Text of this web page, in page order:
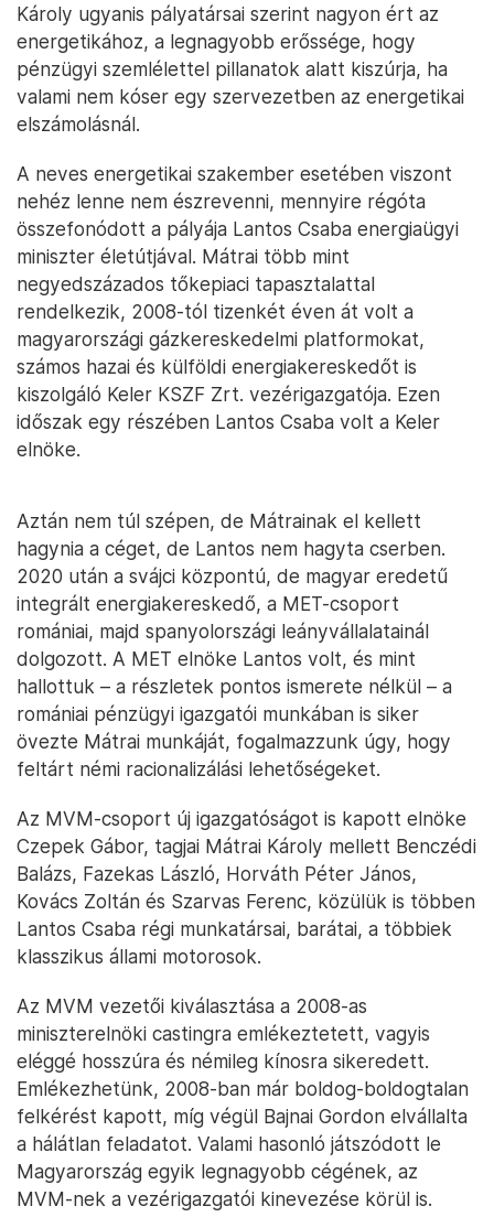
Károly ugyanis pályatársai szerint nagyon ért az
energetikához, a legnagyobb erőssége, hogy
pénzügyi szemlélettel pillanatok alatt kiszúrja, ha
valami nem kóser egy szervezetben az energetikai
elszámolásnál.
A neves energetikai szakember esetében viszont
nehéz lenne nem észrevenni, mennyire régóta
összefonódott a pályája Lantos Csaba energiaügyi
miniszter életútjával. Mátrai több mint
negyedszázados tőkepiaci tapasztalattal
rendelkezik, 2008-tól tizenkét éven át volt a
magyarországi gázkereskedelmi platformokat,
számos hazai és külföldi energiakereskedőt is
kiszolgáló Keler KSZF Zrt. vezérigazgatója. Ezen
időszak egy részében Lantos Csaba volt a Keler
elnöke.
Aztán nem túl szépen, de Mátrainak el kellett
hagynia a céget, de Lantos nem hagyta cserben.
2020 után a svájci központú, de magyar eredetű
integrált energiakereskedő, a MET-csoport
romániai, majd spanyolországi leányvállalatainál
dolgozott. A MET elnöke Lantos volt, és mint
hallottuk – a részletek pontos ismerete nélkül – a
romániai pénzügyi igazgatói munkában is siker
övezte Mátrai munkáját, fogalmazzunk úgy, hogy
feltárt némi racionalizálási lehetőségeket.
Az MVM-csoport új igazgatóságot is kapott elnöke
Czepek Gábor, tagjai Mátrai Károly mellett Benczédi
Balázs, Fazekas László, Horváth Péter János,
Kovács Zoltán és Szarvas Ferenc, közülük is többen
Lantos Csaba régi munkatársai, barátai, a többiek
klasszikus állami motorosok.
Az MVM vezetői kiválasztása a 2008-as
miniszterelnöki castingra emlékeztetett, vagyis
eléggé hosszúra és némileg kínosra sikeredett.
Emlékezhetünk, 2008-ban már boldog-boldogtalan
felkérést kapott, míg végül Bajnai Gordon elvállalta
a hálátlan feladatot. Valami hasonló játszódott le
Magyarország egyik legnagyobb cégének, az
MVM-nek a vezérigazgatói kinevezése körül is.